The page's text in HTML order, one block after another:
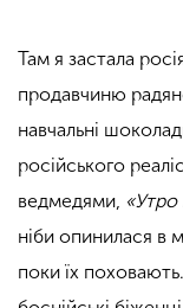
Там я застала
продавчиню
навчальні
російського
ведмедями,
ніби опинилася в
поки їх